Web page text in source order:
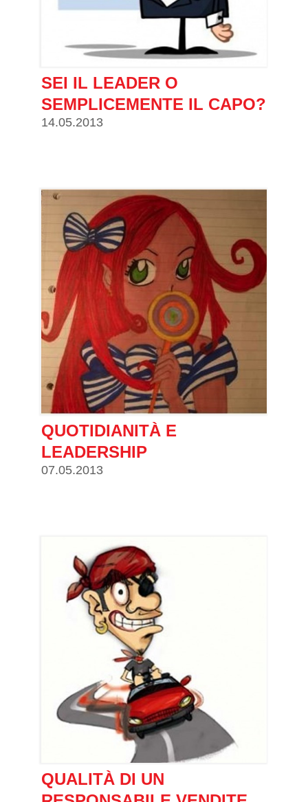
SEI IL LEADER O
SEMPLICEMENTE IL CAPO?
14.05.2013
QUOTIDIANITÀ E
LEADERSHIP
07.05.2013
QUALITÀ DI UN